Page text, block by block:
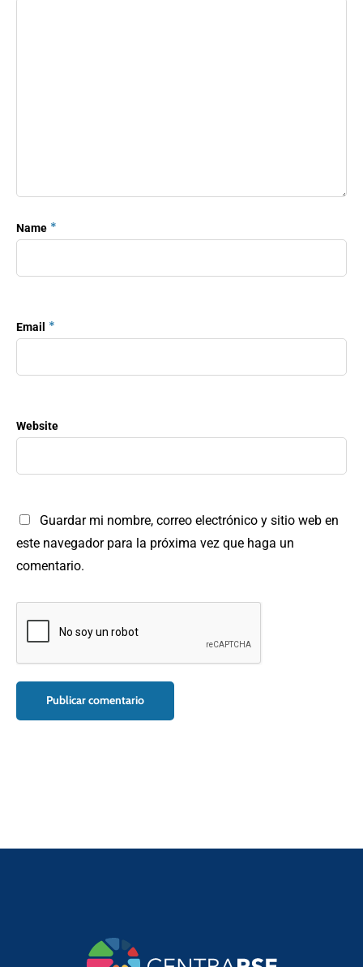
Name *
Email *
Website
Guardar mi nombre, correo electrónico y sitio web en
este navegador para la próxima vez que haga un
comentario.